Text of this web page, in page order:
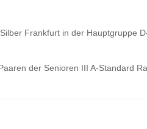
Frankfurt in der Hauptgruppe
der Senioren III A-Standard